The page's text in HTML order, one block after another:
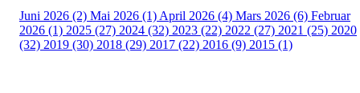
Juni 2026 (2) Mai 2026 (1)April 2026 (4) Mars 2026 (6) Februar
2026 (1) 2025 (27) 2024 (32) 2023 (22) 2022 (27) 2021 (25) 2020
(32) 2019 (30) 2018 (29) 2017 (22) 2016 (9) 2015 (1)